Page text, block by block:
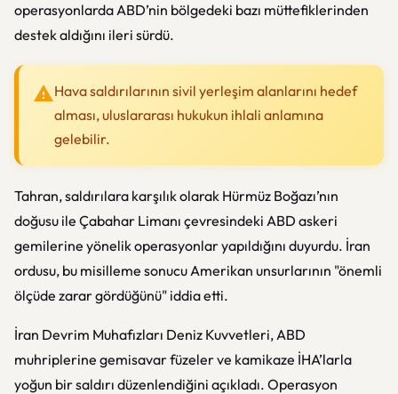
operasyonlarda ABD’nin bölgedeki bazı müttefiklerinden
destek aldığını ileri sürdü.
Hava saldırılarının sivil yerleşim alanlarını hedef
alması, uluslararası hukukun ihlali anlamına
gelebilir.
Tahran, saldırılara karşılık olarak Hürmüz Boğazı’nın
doğusu ile Çabahar Limanı çevresindeki ABD askeri
gemilerine yönelik operasyonlar yapıldığını duyurdu. İran
ordusu, bu misilleme sonucu Amerikan unsurlarının "önemli
ölçüde zarar gördüğünü" iddia etti.
İran Devrim Muhafızları Deniz Kuvvetleri, ABD
muhriplerine gemisavar füzeler ve kamikaze İHA’larla
yoğun bir saldırı düzenlendiğini açıkladı. Operasyon